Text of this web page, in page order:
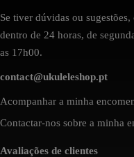
Se tiver dúvidas ou
dentro de 24 horas, de
as 17h00.
contact@ukuleleshop.pt
Acompanhar a minha
Contactar-nos sobre a minha
Avaliações de clientes